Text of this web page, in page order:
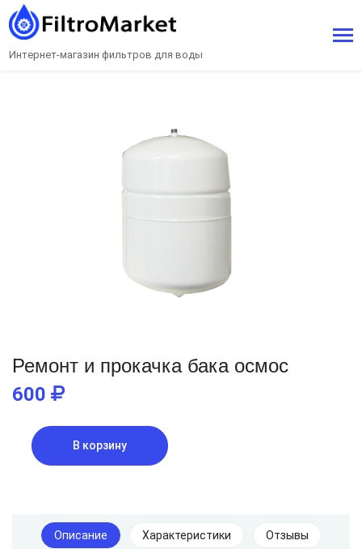
Интернет-магазин фильтров для воды
Ремонт и прокачка бака осмос
600
В корзину
Описание Характеристики Отзывы